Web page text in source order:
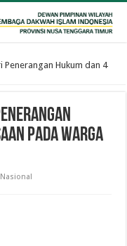
Penerangan Hukum dan 4
pada Warga
Nasional